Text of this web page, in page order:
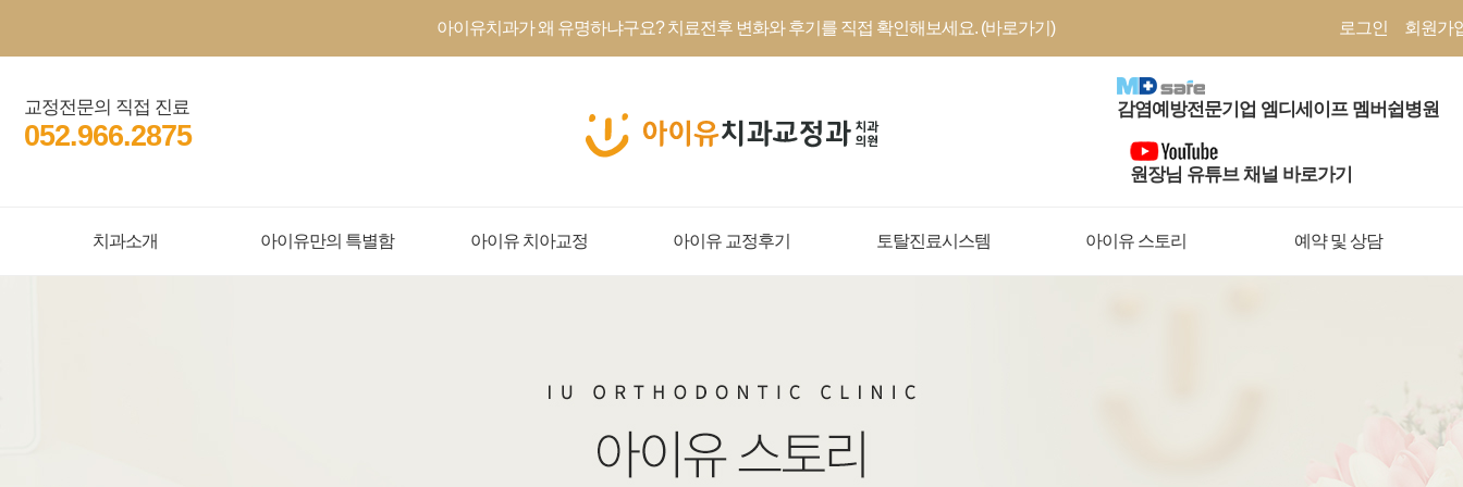
아이유치과가 왜 유명하냐구요? 치료전후 변화와 후기를 직접 확인해보세요. (바로가기) 로그인 회원가
교정전문의 직접 진료
052.966.2875
감염예방전문기업 엠디세이프 멤버쉽병원
원장님 유튜브 채널 바로가기
치과소개 아이유만의 특별함 아이유 치아교정 아이유 교정후기 토탈진료시스템 아이유 스토리 예약 및 상담